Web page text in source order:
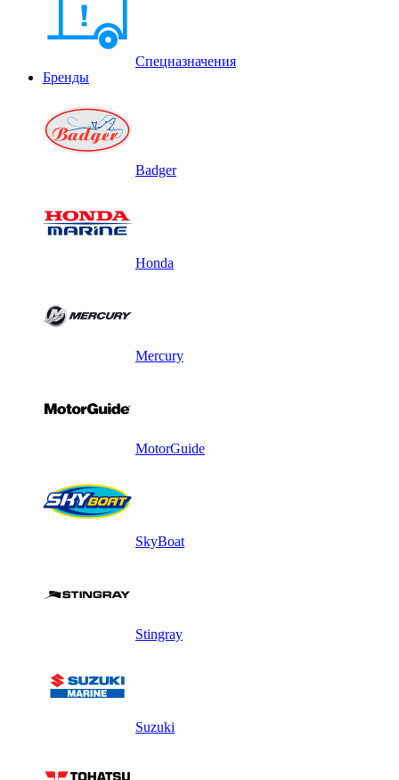
Спецназначения
Бренды
Badger
Honda
Mercury
MotorGuide
SkyBoat
Stingray
Suzuki